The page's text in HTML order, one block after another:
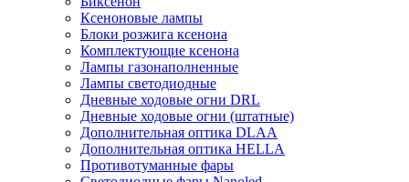
Ксеноновые лампы
Блоки розжига ксенона
Комплектующие ксенона
Лампы газонаполненные
Лампы светодиодные
Дневные ходовые огни DRL
Дневные ходовые огни (штатные)
Дополнительная оптика DLAA
Дополнительная оптика HELLA
Противотуманные фары